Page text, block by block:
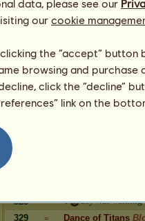
Vitórias em adestramento
Cavalo
320
-1 ʜᴜʀ ᴀᴄ áɴ
321
-1 M-2325
322
= Moll 2589 S ♞ ђ๏
328
= T day was warning
329
= Dance of Titans
data, please see our
our cookie
the “accept”
browsing and
click the “decline”
link on the